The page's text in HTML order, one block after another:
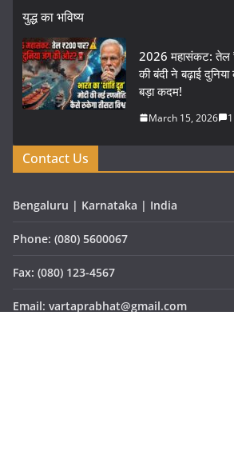
2026 महासंकट: तेल
की बंदी ने बढ़ाई
बड़ा कदम!
March 15, 2026
Contact Us
Bengaluru | Karnataka | India
Phone: (080) 5600067
Fax: (080) 123-4567
Email: vartaprabhat@gmail.com